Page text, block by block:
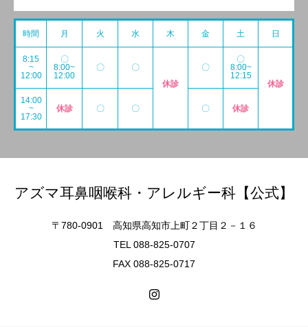
時間 月 火 水 木 金 土 日
8:15
~
12:00
〇
8:00~
12:00
〇
〇
休診
〇
〇
8:00~
12:15
休診
14:00
~
17:30
休診 〇 〇 〇 休診
アズマ耳鼻咽喉科・アレルギー科【公式】
〒780-0901 高知県高知市上町２丁目２－１６
TEL 088-825-0707
FAX 088-825-0717